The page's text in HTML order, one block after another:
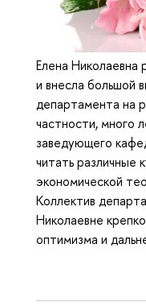
Елена Николаевна
и внесла большой
департамента на
частности, много
заведующего
читать различные
экономической
Коллектив
Николаевне
оптимизма и